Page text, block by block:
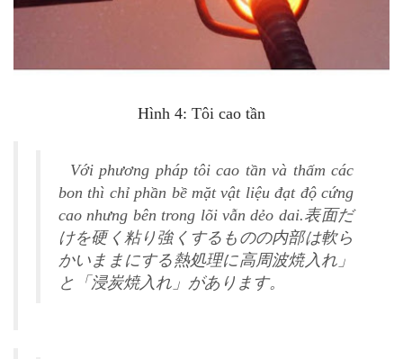
Hình 4: Tôi cao tần
Với phương pháp tôi cao tần và thấm các
bon thì chỉ phần bề mặt vật liệu đạt độ cứng
cao nhưng bên trong lõi vẫn dẻo dai.表面だ
けを硬く粘り強くするものの内部は軟ら
かいままにする熱処理に高周波焼入れ」
と「浸炭焼入れ」があります。